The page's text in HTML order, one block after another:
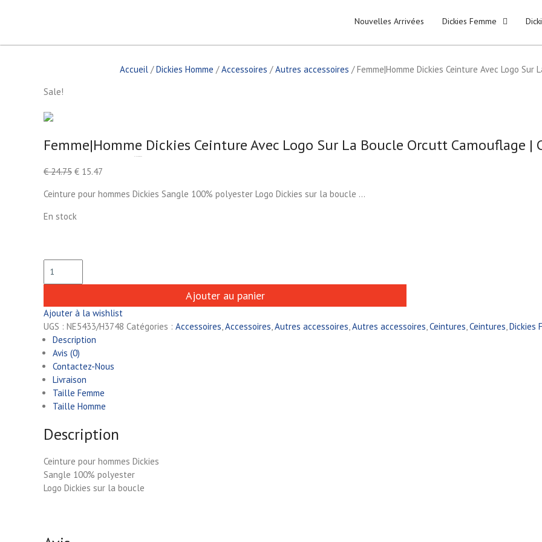
p
Nouvelles Arrivées Dickies Femme
Accueil/Dickies Homme /Accessoires /Autres accessoires / Femme|Homme Dickies Ceinture Avec Logo
Sale!
Femme|Homme Dickies Ceinture Avec Logo Sur La Boucle Orcutt Camouflage |
€24.75 € 15.47
Ceinture pour hommes Dickies Sangle 100% polyester Logo Dickies sur la boucle …
En stock
Ajouter au panier
Ajouter à la wishlist
UGS : NE5433/H3748 Catégories : Accessoires,Accessoires,Autres accessoires,Autres accessoires,Ceintures,Ceintures,Dickies
Description
Avis (0)
Contactez-Nous
Livraison
Taille Femme
Taille Homme
Description
Ceinture pour hommes Dickies
Sangle 100% polyester
Logo Dickies sur la boucle